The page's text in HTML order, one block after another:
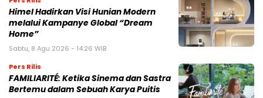
Himel Hadirkan Visi Hunian Modern
melalui Kampanye Global “Dream
Home”
Sabtu, 8 Agu 2026 - 14:26 WIB
Pers Rilis
FAMILIARITÉ: Ketika Sinema dan Sastra
Bertemu dalam Sebuah Karya Puitis